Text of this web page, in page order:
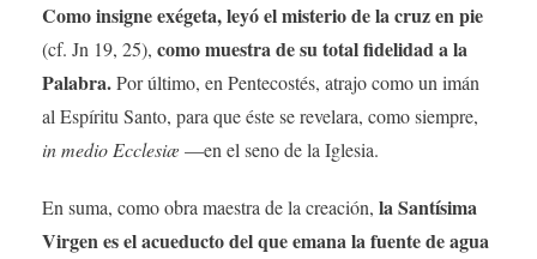
Como insigne exégeta, leyó el misterio de la cruz en pie
(cf. Jn 19, 25), como muestra de su total fidelidad a la
Palabra.Por último, en Pentecostés, atrajo como un imán
al Espíritu Santo, para que éste se revelara, como siempre,
in medio Ecclesiæ —en el seno de la Iglesia.
En suma, como obra maestra de la creación, la Santísima
Virgen es el acueducto del que emana la fuente de agua